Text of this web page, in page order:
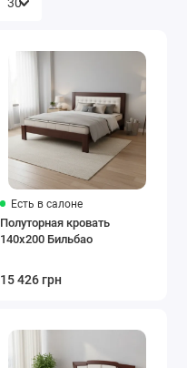
Есть в салоне
Полуторная кровать
140x200 Бильбао
15 426 грн